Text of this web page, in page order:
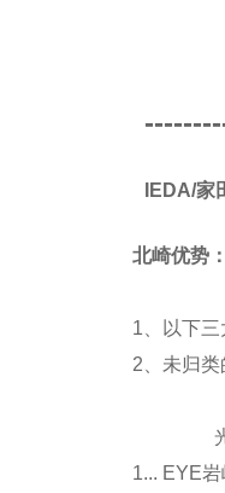
IEDA/
北崎优势
1、以下
2、未归
光源
1... EYE